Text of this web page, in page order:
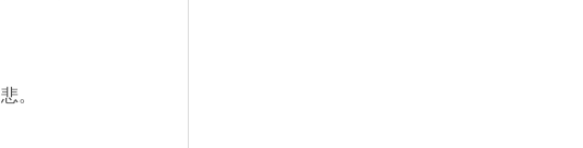
。